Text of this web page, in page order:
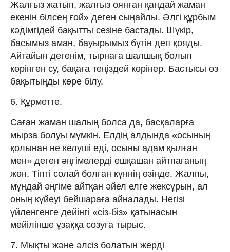
Жалғыз жатып, жалғыз оянған қандай жаман
екенін білсең ғой» деген сыңайлы. Әлгі құрбым
кәдімгідей бақытты сезіне бастады. Шүкір,
басымыз аман, бауырымыз бүтін деп қояды.
Айтайын дегенім, тырнаға шалшық болып
көрінген су, бақаға теңіздей көрінер. Бастысы өз
бақытыңды көре білу.
6. Құрметте.
Саған жаман шалың болса да, басқаларға
мырза болуы мүмкін. Елдің алдында «осының
қолынан не келуші еді, осыны адам қылған
мен» деген әңгімелерді ешқашан айтпағаның
жөн. Тіпті солай болған күннің өзінде. Жалпы,
мұндай әңгіме айтқан әйел елге жексұрын, ал
оның күйеуі бейшараға айналады. Негізі
үйленгенге дейінгі «сіз-біз» қатынасын
мейілінше ұзаққа созуға тырыс.
7. Мықты және әлсіз болатын жерді